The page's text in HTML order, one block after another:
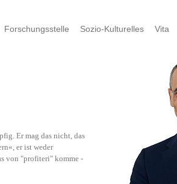
Forschungsstelle Sozio-Kulturelles Vita
Er mag das nicht, das
er ist weder
von "profiteri" komme -